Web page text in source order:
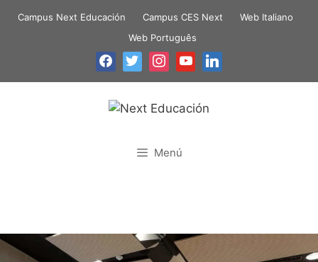
Campus Next Educación Campus CES Next
Web Italiano
Web Português
Menú